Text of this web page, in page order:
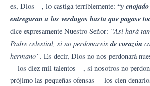
es, Dios—, lo castiga terriblemente: “y
entregaran a los verdugos hasta que pagase
dice expresamente Nuestro Señor: “Así hará
Padre celestial, si no perdonareisde corazón
hermano”. Es decir, Dios no nos perdonará
—los diez mil talentos—, si nosotros no
prójimo las pequeñas ofensas —los cien